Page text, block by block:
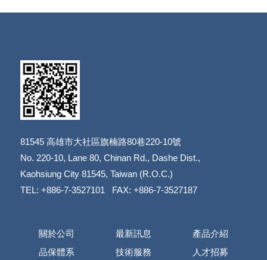
81545高雄市大社區旗楠路80巷220-10號
​​​​​​​No. 220-10, Lane 80, Chinan Rd., Dashe Dist.,
​​​​​​​Kaohsiung City 81545, Taiwan (R.O.C.)
TEL: +886-7-3527101 FAX: +886-7-3527187
關於公司 最新訊息
產品介紹
品保體系
技術服務 人才招募